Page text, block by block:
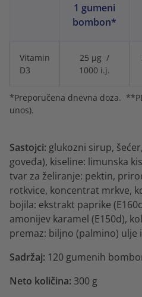
1 gumeni
bombon*
Vitamin
D3
25 μg /
1000 i.j.
*Preporučena dnevna doza.
unos).
Sastojci: glukozni sirup,
goveđa), kiseline: limunska
tvar za želiranje: pektin,
rotkvice, koncentrat mrkve,
bojila: ekstrakt paprike
amonijev karamel (E150d),
premaz: biljno (palmino) ulje
Sadržaj: 120 gumenih
Neto količina: 300 g